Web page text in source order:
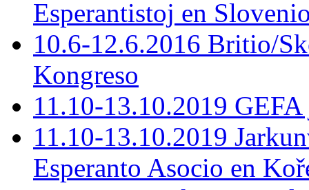
Esperantistoj en
10.6-12.6.2016 Britio/
Kongreso
11.10-13.10.2019
11.10-13.10.2019
Esperanto Asocio en